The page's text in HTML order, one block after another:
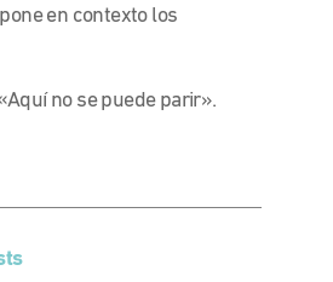
en contexto los
no se puede parir».